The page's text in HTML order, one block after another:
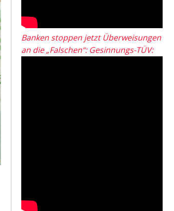
Banken stoppen jetzt Überweisungen
an die „Falschen“: Gesinnungs-TÜV: